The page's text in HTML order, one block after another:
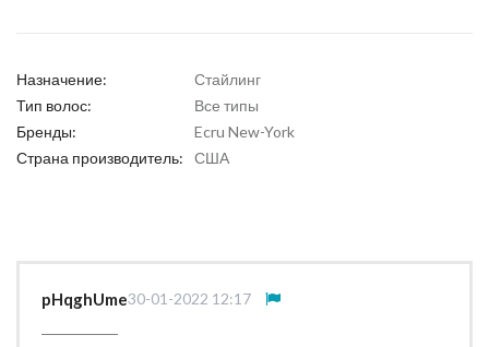
Назначение:
Стайлинг
Тип волос:
Все типы
Бренды:
Ecru New-York
Страна производитель:
США
pHqghUme30-01-2022 12:17